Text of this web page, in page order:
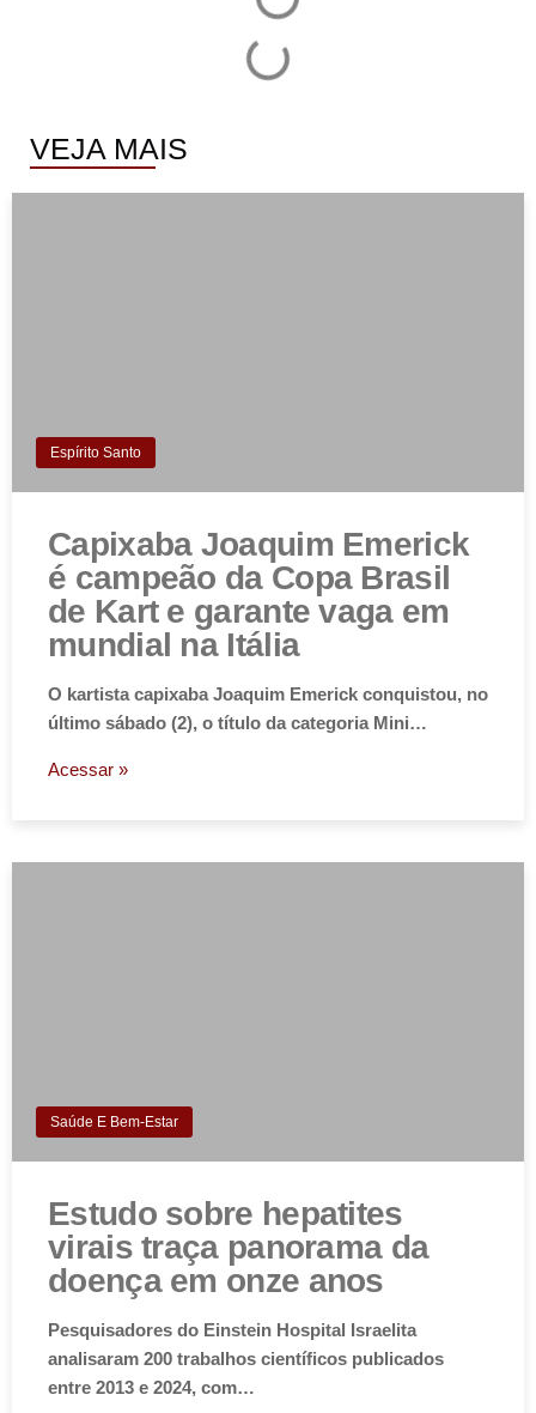
VEJA MAIS
Espírito Santo
Capixaba Joaquim Emerick
é campeão da Copa Brasil
de Kart e garante vaga em
mundial na Itália
O kartista capixaba Joaquim Emerick conquistou, no
último sábado (2), o título da categoria Mini…
Acessar »
Saúde E Bem-Estar
Estudo sobre hepatites
virais traça panorama da
doença em onze anos
Pesquisadores do Einstein Hospital Israelita
analisaram 200 trabalhos científicos publicados
entre 2013 e 2024, com…